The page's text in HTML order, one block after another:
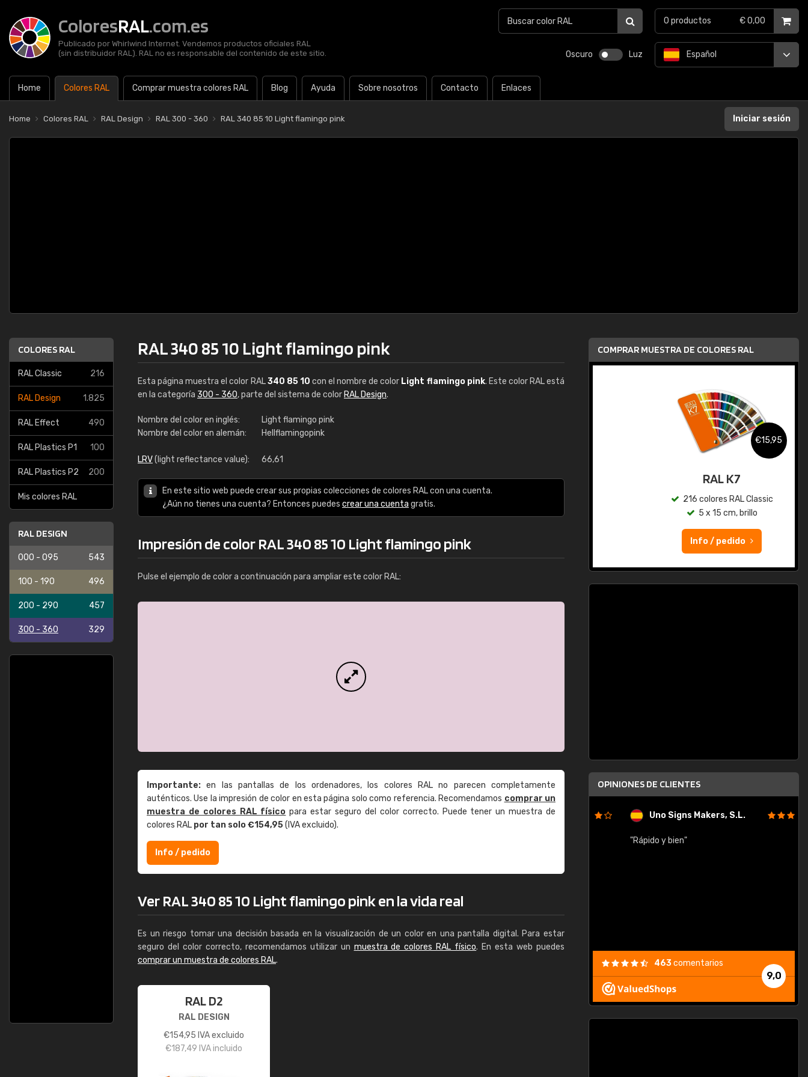
ColoresRAL.com.es
Publicado por Whirlwind Internet. Vendemos productos oficiales RAL
(sin distribuidor RAL). RAL no es responsable del contenido de este sitio.
Oscuro Luz
Home Colores RAL Comprar muestra colores RAL Blog Ayuda Sobre nosotros Contacto Enlaces
Español
0 productos € 0,00
Home Colores RAL RAL Design RAL 300 - 360 RAL 340 85 10 Light flamingo pink Iniciar sesión
COLORES RAL
RAL Classic 216
RAL Design 1.825
RAL Effect 490
RAL Plastics P1 100
RAL Plastics P2 200
Mis colores RAL
RAL DESIGN
000 - 095 543
100 - 190 496
200 - 290 457
300 - 360 329
RAL 340 85 10 Light flamingo pink
Esta página muestra el color RAL340 85 10 con el nombre de color Light flamingo pink. Este color RAL está
en la categoría 300 - 360, parte del sistema de color RAL Design.
Nombre del color en inglés:
Light flamingo pink
Nombre del color en alemán:
Hellflamingopink
LRV(light reflectance value): 66,61
En este sitio web puede crear sus propias colecciones de colores RAL con una cuenta.
¿Aún no tienes una cuenta? Entonces puedes crear una cuenta gratis.
Impresión de color RAL 340 85 10 Light flamingo pink
Pulse el ejemplo de color a continuación para ampliar este color RAL:
Importante: en las pantallas de los ordenadores, los colores RAL no parecen completamente
auténticos. Use la impresión de color en esta página solo como referencia. Recomendamos comprar un
muestra de colores RAL físico para estar seguro del color correcto. Puede tener un muestra de
colores RAL por tan solo €154,95(IVA excluido).
Info / pedido
Ver RAL 340 85 10 Light flamingo pink en la vida real
Es un riesgo tomar una decisión basada en la visualización de un color en una pantalla digital. Para estar
seguro del color correcto, recomendamos utilizar un muestra de colores RAL físico. En esta web puedes
comprar un muestra de colores RAL.
RAL D2
RAL DESIGN
€154,95 IVA excluido
€187,49 IVA incluido
COMPRAR MUESTRA DE COLORES RAL
RAL K7 a base de agua
Info / pedido
€15,95
RAL K7
216 colores RAL Classic
5 x 15 cm, brillo
Info / pedido
OPINIONES DE CLIENTES
Enrique Uno Signs Makers, S.L.
"Rápido y bien"
9,0
463comentarios